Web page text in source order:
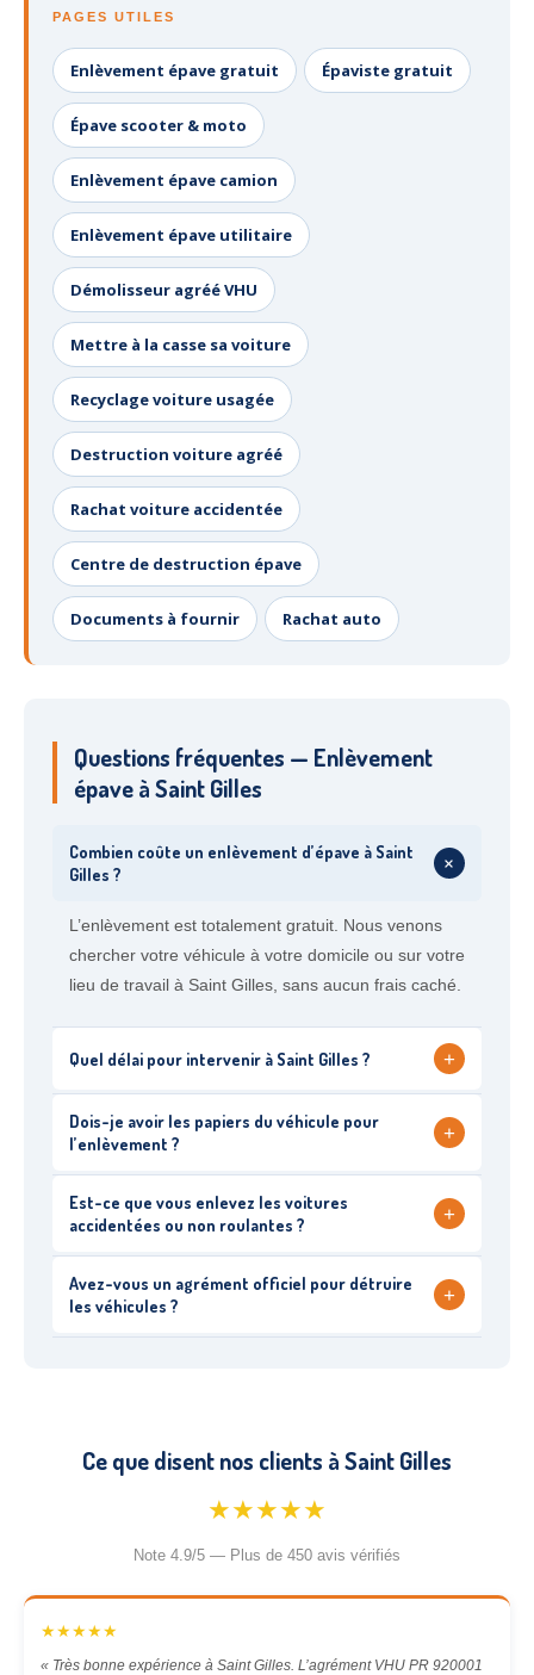
PAGES UTILES
Enlèvement épave gratuit Épaviste gratuit
Épave scooter & moto
Enlèvement épave camion
Enlèvement épave utilitaire
Démolisseur agréé VHU
Mettre à la casse sa voiture
Recyclage voiture usagée
Destruction voiture agréé
Rachat voiture accidentée
Centre de destruction épave
Documents à fournir Rachat auto
Questions fréquentes — Enlèvement
épave à Saint Gilles
Combien coûte un enlèvement d’épave à Saint
Gilles ?
+
L’enlèvement est totalement gratuit. Nous venons
chercher votre véhicule à votre domicile ou sur votre
lieu de travail à Saint Gilles, sans aucun frais caché.
Quel délai pour intervenir à Saint Gilles ? +
Dois-je avoir les papiers du véhicule pour
l’enlèvement ?
+
Est-ce que vous enlevez les voitures
accidentées ou non roulantes ?
+
Avez-vous un agrément officiel pour détruire
les véhicules ?
+
Ce que disent nos clients à Saint Gilles
★★★★★
Note 4.9/5 — Plus de 450 avis vérifiés
★★★★★
« Très bonne expérience à Saint Gilles. L’agrément VHU PR 920001